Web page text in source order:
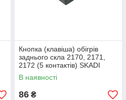
Кнопка (клавіша) обігрів
заднього скла 2170, 2171,
2172 (5 контактів) SKADI
В наявності
86 ₴